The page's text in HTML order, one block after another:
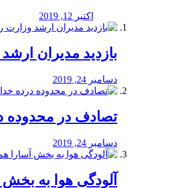
اکتبر 12, 2019
بازدید مدیران
دسامبر 24, 2019
تصادف در محدوده
دسامبر 24, 2019
آلودگی هوا به